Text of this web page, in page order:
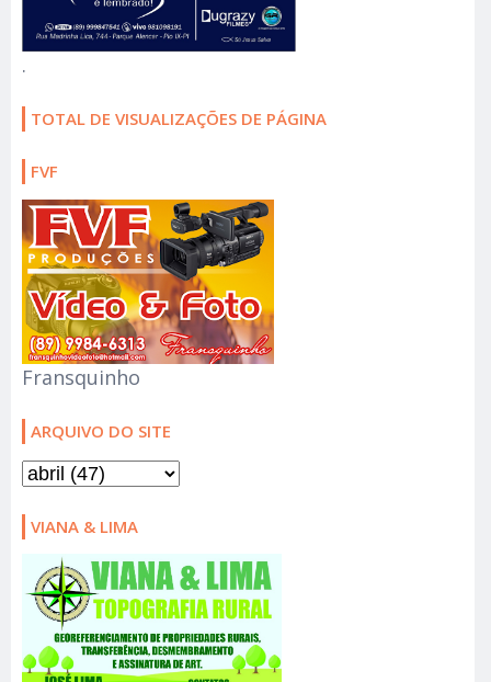
.
TOTAL DE VISUALIZAÇÕES DE PÁGINA
FVF
Fransquinho
ARQUIVO DO SITE
VIANA & LIMA